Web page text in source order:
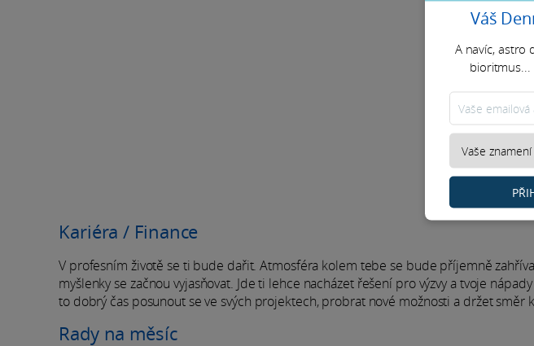
Kariéra / Finance
V profesním životě se ti bude dařit. Atmosféra kolem tebe se bude příjemně
myšlenky se začnou vyjasňovat. Jde ti lehce nacházet řešení pro výzvy a tvoje
to dobrý čas posunout se ve svých projektech, probrat nové možnosti a držet směr
Rady na měsíc
Váš
A navíc, astro
bioritmus...